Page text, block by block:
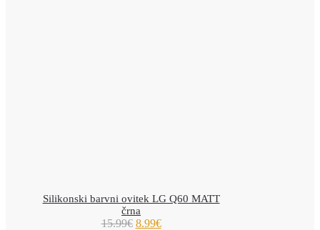
Silikonski barvni ovitek LG Q60 MATT
črna
15.99€ 8.99€